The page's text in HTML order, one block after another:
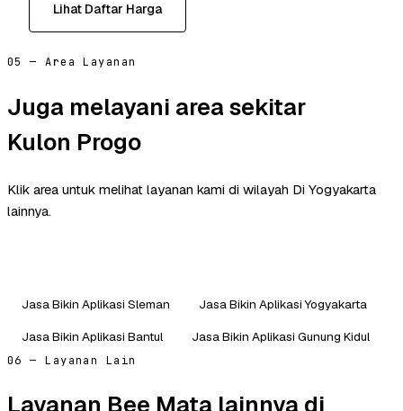
Lihat Daftar Harga
05 — Area Layanan
Juga melayani area sekitar
Kulon Progo
Klik area untuk melihat layanan kami di wilayah Di Yogyakarta
lainnya.
Jasa Bikin Aplikasi Sleman
Jasa Bikin Aplikasi Yogyakarta
Jasa Bikin Aplikasi Bantul
Jasa Bikin Aplikasi Gunung Kidul
06 — Layanan Lain
Layanan Bee Mata lainnya di